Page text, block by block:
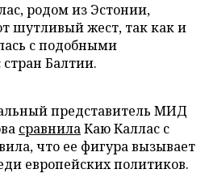
родом из Эстонии,
шутливый жест, так как и
с подобными
Балтии.
представитель МИД
сравнилаКаю Каллас с
что ее фигура вызывает
европейских политиков.